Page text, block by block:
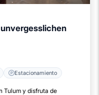
Estacionamiento
Tulum y disfruta de